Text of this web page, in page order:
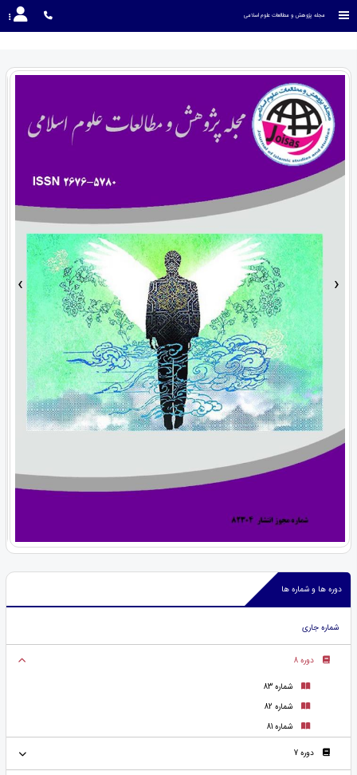
مجله پژوهش و مطالعات علوم اسلامی
› ‹
دوره ها و شماره ها
شماره جاری
دوره 8
شماره 83
شماره 82
شماره 81
دوره 7